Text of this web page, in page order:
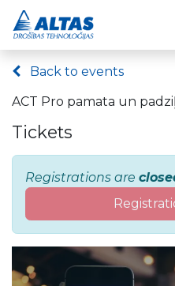
Back to events
ACT Pro pamata un
Tickets
Registrations are